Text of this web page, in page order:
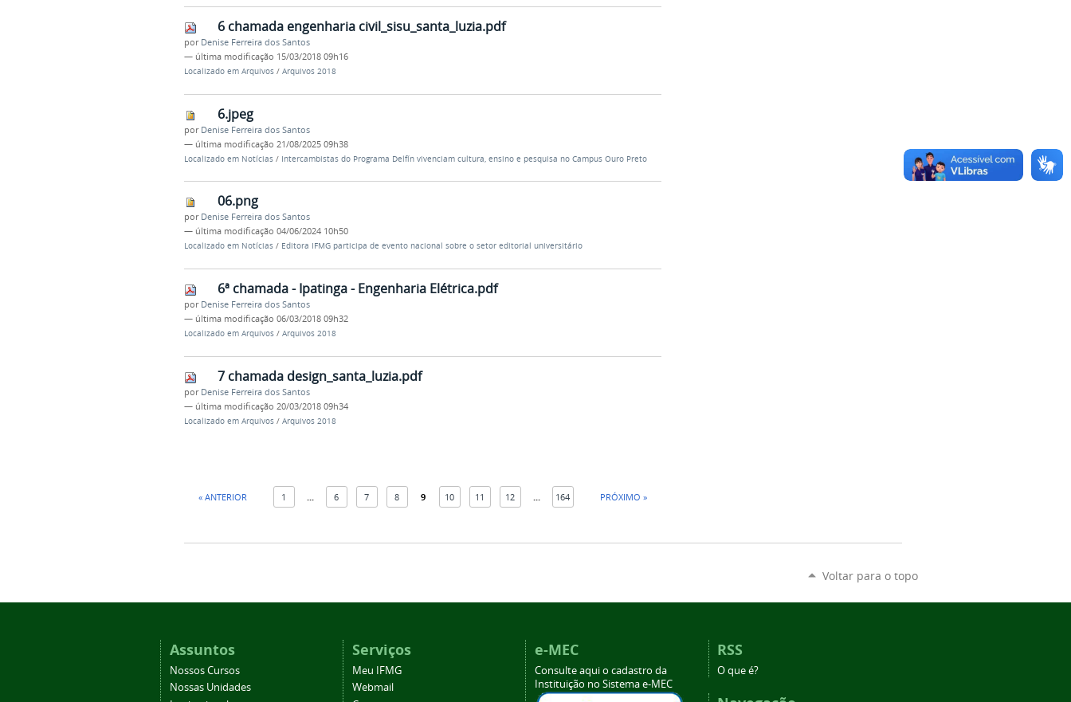
6 chamada engenharia civil_sisu_santa_luzia.pdf
por Denise Ferreira dos Santos
— última modificação 15/03/2018 09h16
Localizado em Arquivos / Arquivos 2018
6.jpeg
por Denise Ferreira dos Santos
— última modificação 21/08/2025 09h38
Localizado em Notícias / Intercambistas do Programa Delfín vivenciam cultura, ensino e pesquisa no Campus Ouro Preto
06.png
por Denise Ferreira dos Santos
— última modificação 04/06/2024 10h50
Localizado em Notícias / Editora IFMG participa de evento nacional sobre o setor editorial universitário
6ª chamada - Ipatinga - Engenharia Elétrica.pdf
por Denise Ferreira dos Santos
— última modificação 06/03/2018 09h32
Localizado em Arquivos / Arquivos 2018
7 chamada design_santa_luzia.pdf
por Denise Ferreira dos Santos
— última modificação 20/03/2018 09h34
Localizado em Arquivos / Arquivos 2018
« ANTERIOR 1 6 7 8 9 10 11 12 164 PRÓXIMO »
Voltar para o topo
Assuntos
Nossos Cursos
Nossas Unidades
Serviços
Meu IFMG
Webmail
e-MEC
Consulte aqui o cadastro da
Instituição no Sistema e-MEC
RSS
O que é?